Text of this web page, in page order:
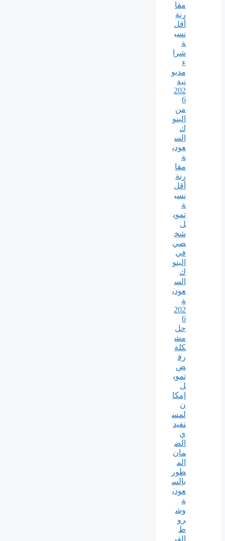
مقا
رنة
أقل
نسب
ة
شرا
ء
مديو
نية
202
6
من
البنو
ك
الس
عودي
ة
مقا
رنة
أقل
نسب
ة
تموي
ل
شخ
صي
في
البنو
ك
الس
عودي
ة
202
6
حل
مش
كلة
رف
ض
تموي
ل
إمكا
ن
لمس
تفيد
ي
الض
مان
الم
طور
بالس
عودي
ة
وش
رو
ط
القب